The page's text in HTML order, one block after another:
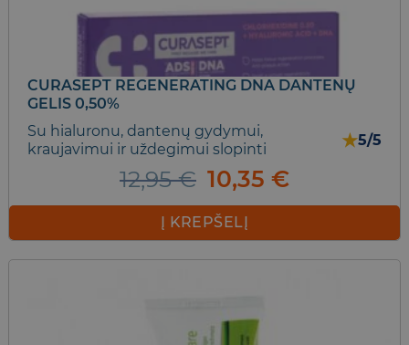
CURASEPT REGENERATING DNA DANTENŲ
GELIS 0,50%
Su hialuronu, dantenų gydymui,
kraujavimui ir uždegimui slopinti
★5/5
12,95€ Original
price
was:
12,95 €.
10,35 €Current
price
10,35 €.
Į KREPŠELĮ